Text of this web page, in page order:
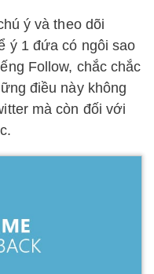
ý và theo dõi
ý 1 đứa có ngôi sao
Follow, chắc chắc
điều này không
mà còn đối với